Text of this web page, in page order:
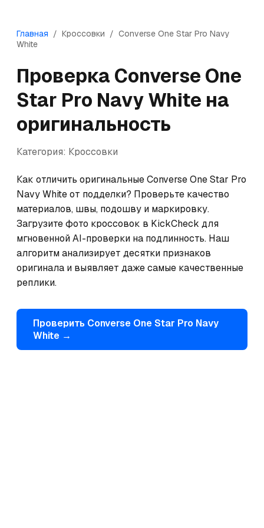
Главная / Кроссовки / Converse One Star Pro Navy
White
Проверка Converse One
Star Pro Navy White на
оригинальность
Категория: Кроссовки
Как отличить оригинальные Converse One Star Pro
Navy White от подделки? Проверьте качество
материалов, швы, подошву и маркировку.
Загрузите фото кроссовок в KickCheck для
мгновенной AI-проверки на подлинность. Наш
алгоритм анализирует десятки признаков
оригинала и выявляет даже самые качественные
реплики.
Проверить Converse One Star Pro Navy
White →